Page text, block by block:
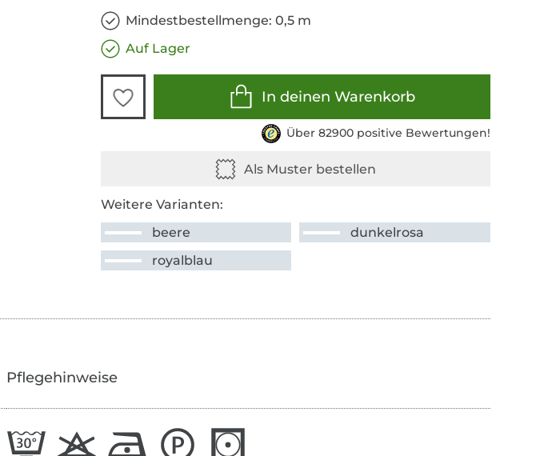
Mindestbestellmenge: 0,5 m
Auf Lager
In deinen Warenkorb
Über 82900 positive Bewertungen!
Weitere Varianten:
beere
dunkelrosa
royalblau
Pflegehinweise